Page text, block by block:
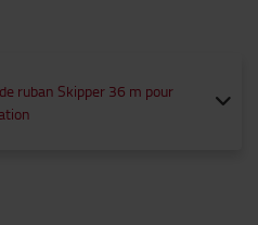
ruban Skipper 36 m pour